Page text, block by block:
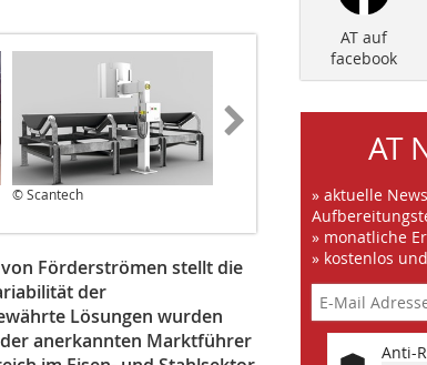
© Scantech
Förderströmen stellt die
der
Lösungen wurden
anerkannten Marktführer
AT auf
facebook
AT
» aktuelle
» monatliche
» kostenlos
Anti-